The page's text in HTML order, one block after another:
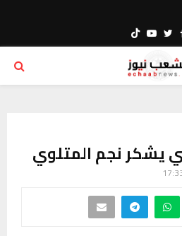
Facebook
Twitter
Youtube
يشكر نجم المتلوي